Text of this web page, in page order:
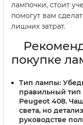
лампочки, стоит
помогут вам
лишних затрат.
покупке
Тип лампы:
правильный
Peugeot 408.
света, но
руководстве